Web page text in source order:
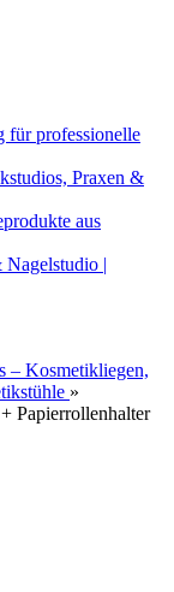
für professionelle
Praxen &
aus
|
– Kosmetikliegen,
»
Papierrollenhalter